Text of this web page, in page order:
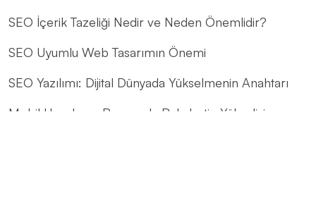
SEO İçerik Tazeliği Nedir ve Neden Önemlidir?
SEO Uyumlu Web Tasarımın Önemi
SEO Yazılımı: Dijital Dünyada Yükselmenin Anahtarı
Mobil Uygulama Pazarında Rekabetin Yükselişi ve